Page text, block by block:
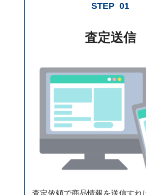
STEP 01
査定送信
査定依頼で商品情報を送信すれ